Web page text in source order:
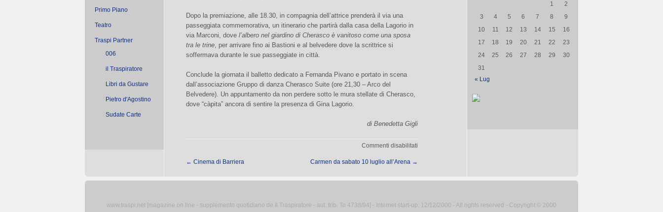
Primo Piano
Teatro
Traspi Partner
006
il Traspiratore
Libri da Gustare
Pietro d'Agostino
Sudate Carte
Dopo la premiazione, alle 18.30, in compagnia dell’attrice prenderà il via una
passeggiata commemorativa, un itinerario che partirà dalla casa della Lagorio in
via Marconi, dove l’albero nel giardino di Cherasco è vanitoso come una sposa
tra le trine, per arrivare fino ai Bastioni e al belvedere dove la scrittrice si
soffermava durante le sue passeggiate in città.
Conclude la giornata il balletto dedicato a Fernanda Pivano e portato in scena
dall’associazione Gruppo di danza Cherasco Suite (ore 21,30 – Arco del
Belvedere). Un appuntamento da non perdere sotto le mura stellate di Cherasco,
dove “càpita” ancora di sentire la presenza di Gina Lagorio.
di Benedetta Gigli
Commenti disabilitati
donna
← Cinema di Barriera Carmen da sabato 10 luglio all’Arena →
1
2
3
4 5 6 7 8
9
10
11 12 13 14 15
16
17
18 19 20 21 22
23
24
25 26 27 28 29
30
31
« Lug
www.traspi.net [magazine on line - supplemento quotidiano de Il Traspiratore - aut. trib. To 4738/94] - Internet start-up: 12/12/2000 - All rights reserved - Copyright © 2000